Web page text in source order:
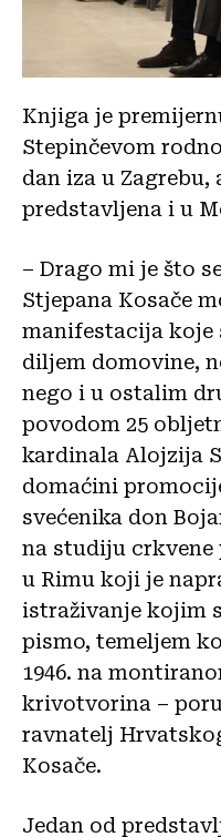
Knjiga je
Stepinčevom
dan iza u
predstavljena i u
– Drago mi je što
Stjepana Kosače
manifestacija koje
diljem domovine,
nego i u ostalim
povodom 25
kardinala Alojzija
domaćini
svećenika don
na studiju
u Rimu koji je
istraživanje kojim
pismo, temeljem
1946. na
krivotvorina –
ravnatelj
Kosače.
Jedan od